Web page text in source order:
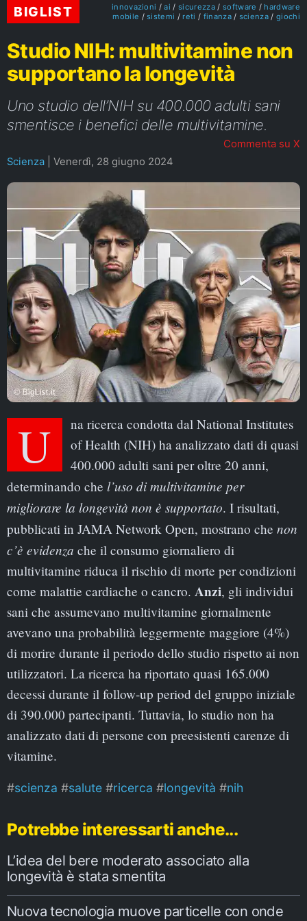
BIGLIST innovazioni ai sicurezza software
hardware
mobile
sistemi reti finanza scienza giochi
Studio NIH: multivitamine non
supportano la longevità
Uno studio dell’NIH su 400.000 adulti sani
smentisce i benefici delle multivitamine.
Commenta su X
Scienza
Venerdì, 28 giugno 2024
Una ricerca condotta dal National Institutes
of Health (NIH) ha analizzato dati di quasi
400.000 adulti sani per oltre 20 anni,
determinando che l’uso di multivitamine per
migliorare la longevità non è supportato. I risultati,
pubblicati in JAMA Network Open, mostrano che non
c’è evidenza che il consumo giornaliero di
multivitamine riduca il rischio di morte per condizioni
come malattie cardiache o cancro. Anzi, gli individui
sani che assumevano multivitamine giornalmente
avevano una probabilità leggermente maggiore (4%)
di morire durante il periodo dello studio rispetto ai non
utilizzatori. La ricerca ha riportato quasi 165.000
decessi durante il follow-up period del gruppo iniziale
di 390.000 partecipanti. Tuttavia, lo studio non ha
analizzato dati di persone con preesistenti carenze di
vitamine.
scienza salute ricerca longevità nih
Potrebbe interessarti anche...
L’idea del bere moderato associato alla
longevità è stata smentita
Nuova tecnologia muove particelle con onde